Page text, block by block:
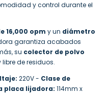
y control durante el
16,000 opm y un diámetro
garantiza acabados
su colector de polvo
de residuos.
220V - Clase de
placa lijadora: 114mm x